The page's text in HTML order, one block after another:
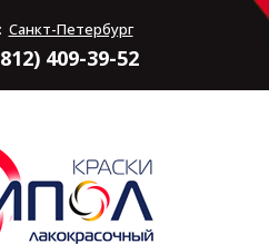
Санкт-Петербург
409-39-52